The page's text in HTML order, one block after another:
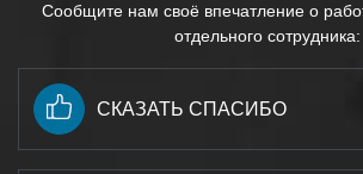
Сообщите нам своё впечатление о
отдельного сотрудника:
СКАЗАТЬ СПАСИБО